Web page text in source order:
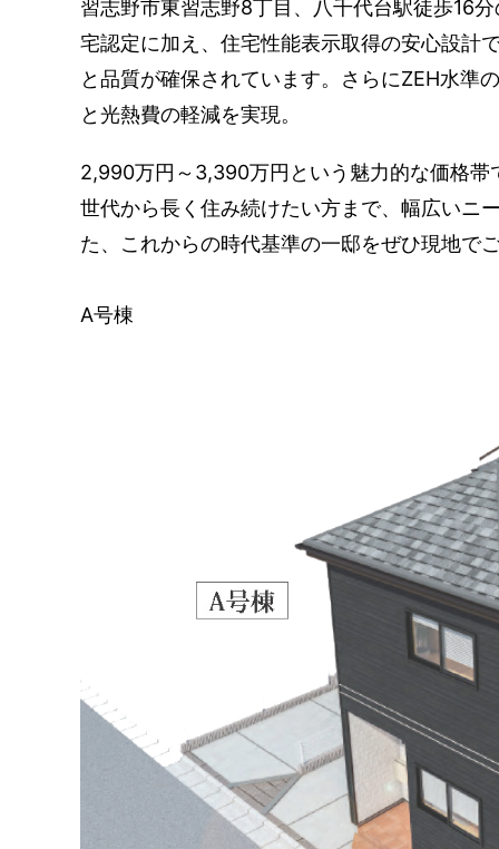
習志野市東習志野8丁目、八千代台駅徒歩16
宅認定に加え、住宅性能表示取得の安心設計
と品質が確保されています。さらにZEH水準
と光熱費の軽減を実現。
2,990万円～3,390万円という魅力的な価格
世代から長く住み続けたい方まで、幅広いニ
た、これからの時代基準の一邸をぜひ現地で
A号棟